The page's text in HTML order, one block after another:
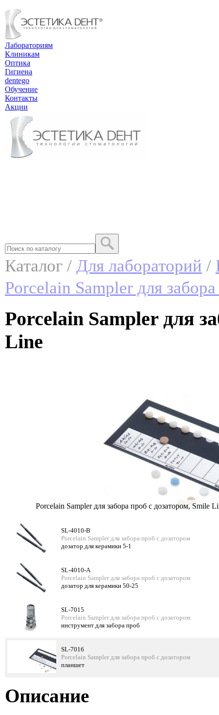
Лабораториям
Клиникам
Оптика
Гигиена
dentego
Обучение
Контакты
Акции
Каталог / Для лабораторий /
Porcelain Sampler для
Porcelain Sampler для
Line
Porcelain Sampler для забора проб с дозатором, Smile
SL-4010-B
Porcelain Sampler для забора проб с дозатором
дозатор для керамики 5-1
SL-4010-A
Porcelain Sampler для забора проб с дозатором
дозатор для керамики 50-25
SL-7015
Porcelain Sampler для забора проб с дозатором
инструмент для забора проб
SL-7016
Porcelain Sampler для забора проб с дозатором
планшет
Описание